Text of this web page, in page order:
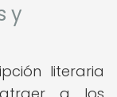
y
literaria